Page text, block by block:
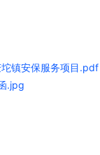
镇安保服务项目.pdf
.jpg